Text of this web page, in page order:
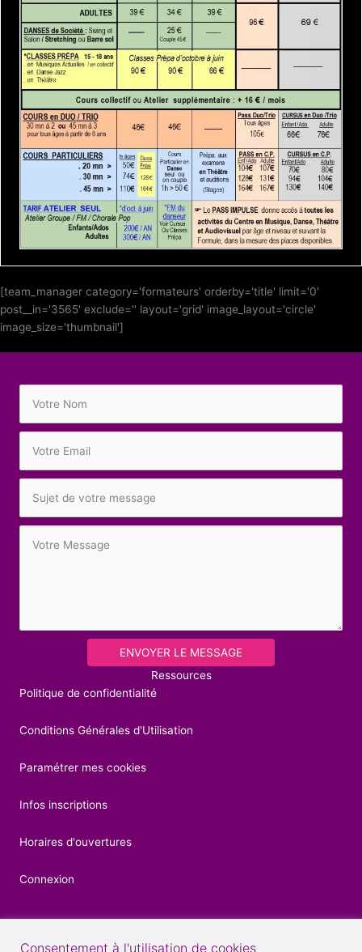
[team_manager category='formateurs' orderby='title' limit='0'
post__in='3565' exclude='' layout='grid' image_layout='circle'
image_size='thumbnail']
ENVOYER LE MESSAGE
Ressources
Politique de confidentialité
Conditions Générales d'Utilisation
Paramétrer mes cookies
Infos inscriptions
Horaires d'ouvertures
Connexion
Consentement à l'utilisation de cookies